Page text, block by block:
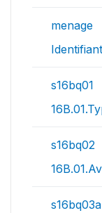
menage
s16bq01
s16bq02
s16bq03a